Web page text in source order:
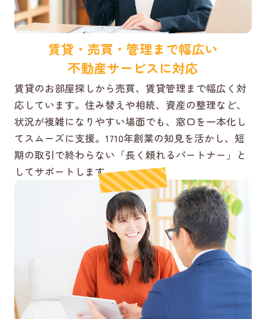
賃貸・売買・管理まで幅広い
不動産サービスに対応
賃貸のお部屋探しから売買、賃貸管理まで幅広く対
応しています。住み替えや相続、資産の整理など、
状況が複雑になりやすい場面でも、窓口を一本化し
てスムーズに支援。1710年創業の知見を活かし、短
期の取引で終わらない「長く頼れるパートナー」と
してサポートします。